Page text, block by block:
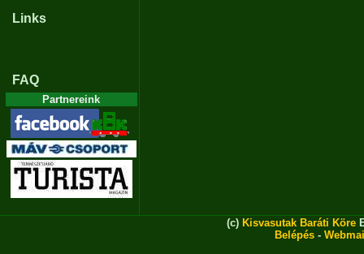
Links
FAQ
Partnereink
(c) Kisvasutak Baráti Köre
Belépés -